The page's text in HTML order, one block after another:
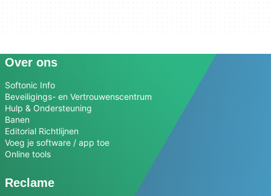
Over ons
Softonic Info
Beveiligings- en Vertrouwenscentrum
Hulp & Ondersteuning
Banen
Editorial Richtlijnen
Voeg je software / app toe
Online tools
Reclame